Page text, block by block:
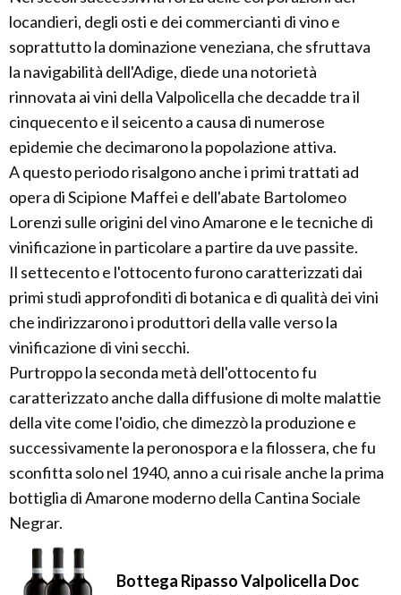
locandieri, degli osti e dei commercianti di vino e
soprattutto la dominazione veneziana, che sfruttava
la navigabilità dell'Adige, diede una notorietà
rinnovata ai vini della Valpolicella che decadde tra il
cinquecento e il seicento a causa di numerose
epidemie che decimarono la popolazione attiva.
A questo periodo risalgono anche i primi trattati ad
opera di Scipione Maffei e dell'abate Bartolomeo
Lorenzi sulle origini del vino Amarone e le tecniche di
vinificazione in particolare a partire da uve passite.
Il settecento e l'ottocento furono caratterizzati dai
primi studi approfonditi di botanica e di qualità dei vini
che indirizzarono i produttori della valle verso la
vinificazione di vini secchi.
Purtroppo la seconda metà dell'ottocento fu
caratterizzato anche dalla diffusione di molte malattie
della vite come l'oidio, che dimezzò la produzione e
successivamente la peronospora e la filossera, che fu
sconfitta solo nel 1940, anno a cui risale anche la prima
bottiglia di Amarone moderno della Cantina Sociale
Negrar.
Bottega Ripasso Valpolicella Doc